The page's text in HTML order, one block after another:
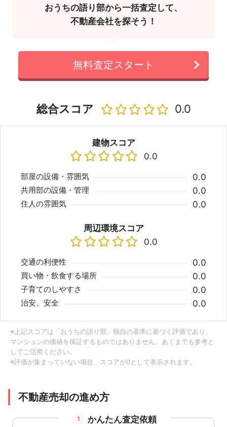
おうちの語り部から一括査定して、
不動産会社を探そう！
無料査定スタート
総合スコア 0.0
建物スコア
0.0
部屋の設備・雰囲気 0.0
共用部の設備・管理 0.0
住人の雰囲気 0.0
周辺環境スコア
0.0
交通の利便性 0.0
買い物・飲食する場所 0.0
子育てのしやすさ 0.0
治安、安全 0.0
※上記スコアは「おうちの語り部」独自の基準に基づく評価であり、
マンションの価値を保証するものではありません。あくまでも参考と
してご活用ください。
※評価が集まっていない場合、スコアが0として表示されます。
不動産売却の進め方
1
かんたん査定依頼